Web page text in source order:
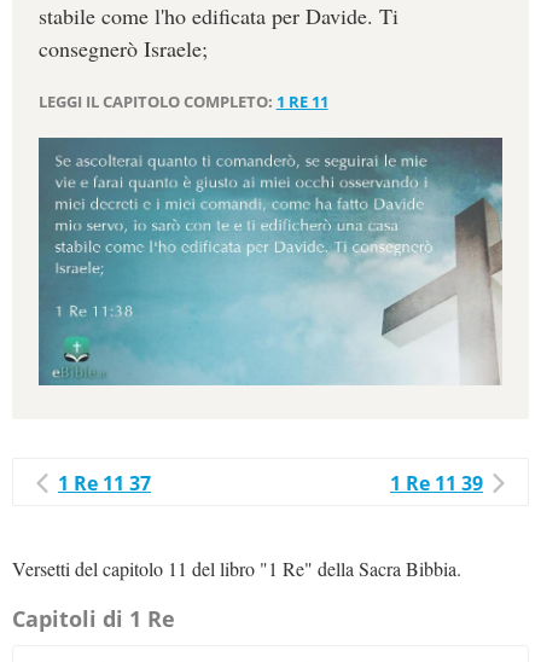
stabile come l'ho edificata per Davide. Ti
consegnerò Israele;
LEGGI IL CAPITOLO COMPLETO: 1 RE 11
1 Re 11 37 1 Re 11 39
Versetti del capitolo 11 del libro "1 Re" della Sacra Bibbia.
Capitoli di 1 Re